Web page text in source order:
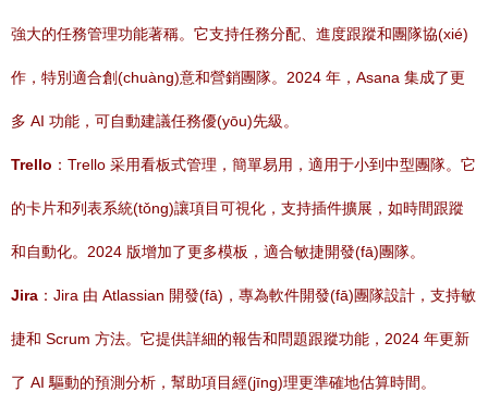
強大的任務管理功能著稱。它支持任務分配、進度跟蹤和團隊協(xié)
作，特別適合創(chuàng)意和營銷團隊。2024 年，Asana 集成了更
多 AI 功能，可自動建議任務優(yōu)先級。
Trello ：Trello 采用看板式管理，簡單易用，適用于小到中型團隊。它
的卡片和列表系統(tǒng)讓項目可視化，支持插件擴展，如時間跟蹤
和自動化。2024 版增加了更多模板，適合敏捷開發(fā)團隊。
Jira ：Jira 由 Atlassian 開發(fā)，專為軟件開發(fā)團隊設計，支持敏
捷和 Scrum 方法。它提供詳細的報告和問題跟蹤功能，2024 年更新
了 AI 驅動的預測分析，幫助項目經(jīng)理更準確地估算時間。